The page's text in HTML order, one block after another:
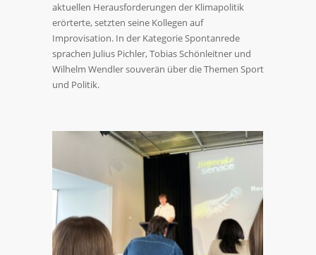
aktuellen Herausforderungen der Klimapolitik
erörterte, setzten seine Kollegen auf
Improvisation. In der Kategorie Spontanrede
sprachen Julius Pichler, Tobias Schönleitner und
Wilhelm Wendler souverän über die Themen Sport
und Politik.